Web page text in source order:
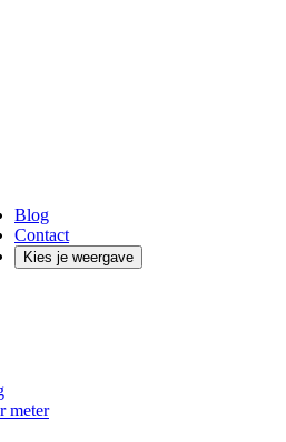
Blog
Contact
Kies je weergave
meter